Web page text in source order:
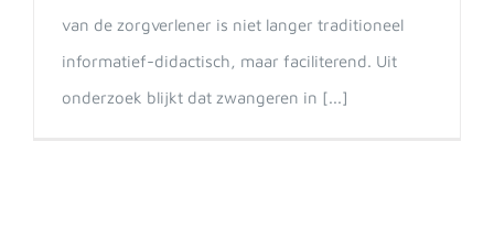
van de zorgverlener is niet langer traditioneel
informatief-didactisch, maar faciliterend. Uit
onderzoek blijkt dat zwangeren in [...]